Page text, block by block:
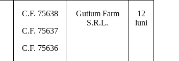
C.F. 75638
C.F. 75637
C.F. 75636
Gutium Farm
S.R.L.
12
luni